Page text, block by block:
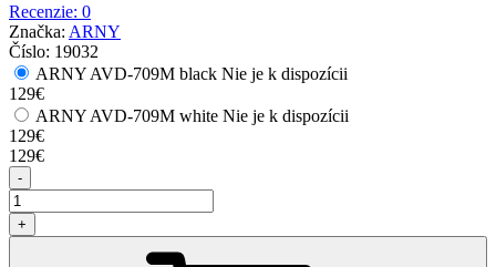
Recenzie: 0
Značka: ARNY
Číslo: 19032
ARNY AVD-709M black Nie je k dispozícii
129€
ARNY AVD-709M white Nie je k dispozícii
129€
129€
-
+